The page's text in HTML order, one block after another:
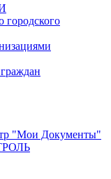
городского
"Мои Документы"